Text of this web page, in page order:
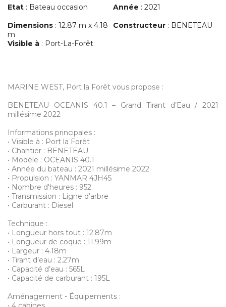
Etat : Bateau occasion Année : 2021
Dimensions : 12.87 m x 4.18
m
Constructeur : BENETEAU
Visible à : Port-La-Forêt
MARINE WEST, Port la Forêt vous propose :
BENETEAU OCEANIS 40.1 – Grand Tirant d’Eau / 2021
millésime 2022
Informations principales :
• Visible à : Port la Forêt
• Chantier : BENETEAU
• Modèle : OCEANIS 40.1
• Année du bateau : 2021 millésime 2022
• Propulsion : YANMAR 4JH45
• Nombre d'heures : 952
• Transmission : Ligne d’arbre
• Carburant : Diesel
Technique :
• Longueur hors tout : 12.87m
• Longueur de coque : 11.99m
• Largeur : 4.18m
• Tirant d’eau : 2.27m
• Capacité d’eau : 565L
• Capacité de carburant : 195L
Aménagement - Équipements :